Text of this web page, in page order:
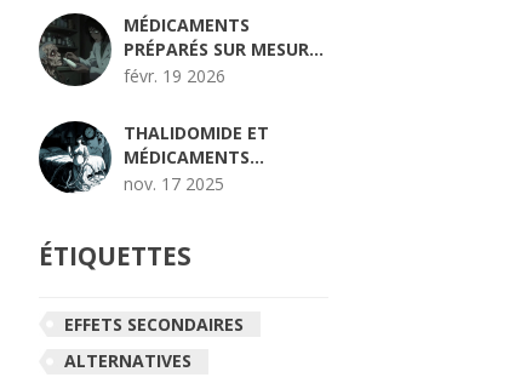
COMPARATIF
MÉDICAMENTS
PRÉPARÉS SUR MESURE
: QUAND LES FORMULES
ESSENTIELLES
févr. 19 2026
THALIDOMIDE ET
MÉDICAMENTS
TÉRATOGÈNES :
ENCEINTES
nov. 17 2025
ÉTIQUETTES
EFFETS SECONDAIRES
ALTERNATIVES